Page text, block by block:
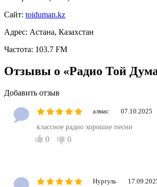
Сайт: toiduman.kz
Адрес: Астана, Казахстан
Частота: 103.7 FM
Отзывы о «Радио Той
Добавить отзыв
алмас 07.10.2025
классное радио хорошие песни
0 0
Нургуль